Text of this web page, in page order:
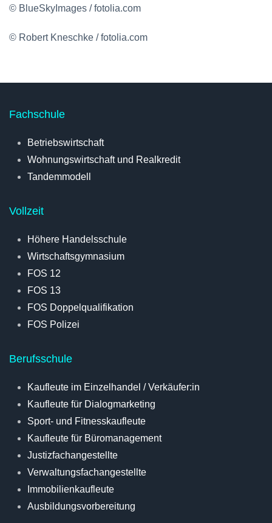
© BlueSkyImages / fotolia.com
© Robert Kneschke / fotolia.com
Fachschule
Betriebswirtschaft
Wohnungswirtschaft und Realkredit
Tandemmodell
Vollzeit
Höhere Handelsschule
Wirtschaftsgymnasium
FOS 12
FOS 13
FOS Doppelqualifikation
FOS Polizei
Berufsschule
Kaufleute im Einzelhandel / Verkäufer:in
Kaufleute für Dialogmarketing
Sport- und Fitnesskaufleute
Kaufleute für Büromanagement
Justizfachangestellte
Verwaltungsfachangestellte
Immobilienkaufleute
Ausbildungsvorbereitung